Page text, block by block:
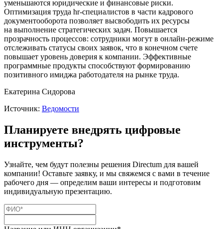
уменьшаются юридические и финансовые риски.
Оптимизация труда hr-специалистов в части кадрового
документооборота позволяет высвободить их ресурсы
на выполнение стратегических задач. Повышается
прозрачность процессов: сотрудники могут в онлайн-режиме
отслеживать статусы своих заявок, что в конечном счете
повышает уровень доверия к компании. Эффективные
программные продукты способствуют формированию
позитивного имиджа работодателя на рынке труда.
Екатерина Сидорова
Источник: Ведомости
Планируете внедрять цифровые
инструменты?
Узнайте, чем будут полезны решения Directum для вашей
компании! Оставьте заявку, и мы свяжемся с вами в течение
рабочего дня — определим ваши интересы и подготовим
индивидуальную презентацию.